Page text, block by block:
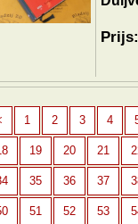
1 2 3 4
19 20 21
35 36 37
51 52 53